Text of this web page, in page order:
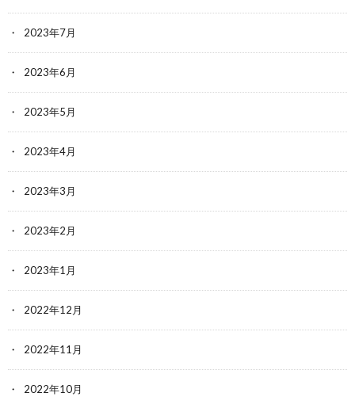
2023年7月
2023年6月
2023年5月
2023年4月
2023年3月
2023年2月
2023年1月
2022年12月
2022年11月
2022年10月